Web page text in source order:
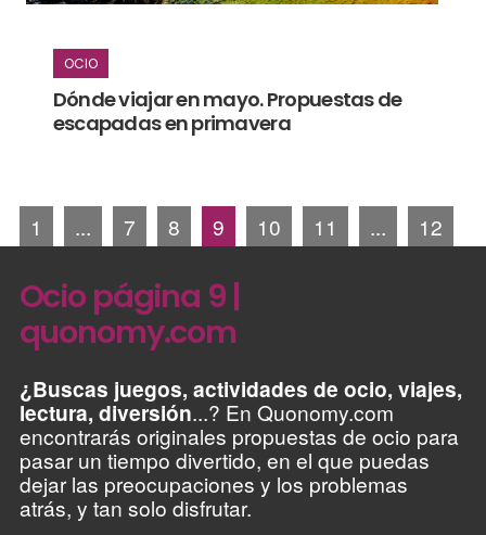
OCIO
Dónde viajar en mayo. Propuestas de
escapadas en primavera
1 ... 7 8 9 10 11 ... 12
Ocio página 9 |
quonomy.com
¿Buscas juegos, actividades de ocio, viajes,
lectura, diversión...? En Quonomy.com
encontrarás originales propuestas de ocio para
pasar un tiempo divertido, en el que puedas
dejar las preocupaciones y los problemas
atrás, y tan solo disfrutar.